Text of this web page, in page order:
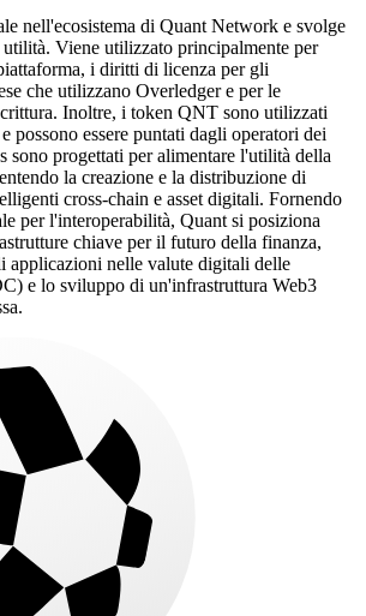
nell'ecosistema di Quant Network e svolge
Viene utilizzato principalmente per
i diritti di licenza per gli
che utilizzano Overledger e per le
Inoltre, i token QNT sono utilizzati
possono essere puntati dagli operatori dei
sono progettati per alimentare l'utilità della
la creazione e la distribuzione di
cross-chain e asset digitali. Fornendo
per l'interoperabilità, Quant si posiziona
chiave per il futuro della finanza,
applicazioni nelle valute digitali delle
e lo sviluppo di un'infrastruttura Web3